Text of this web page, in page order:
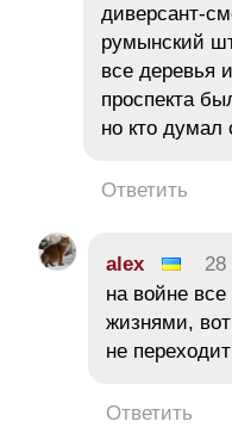
диверсант-
румынский
все деревья
проспекта
но кто думал
Ответить
alex 28
на войне
жизнями,
не
Ответить